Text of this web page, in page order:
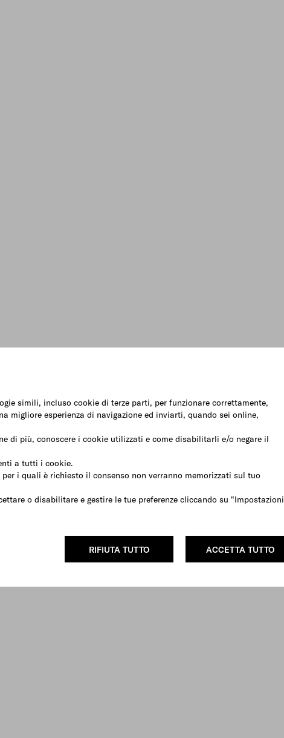
simili, incluso cookie di terze parti, per funzionare correttamente,
migliore esperienza di navigazione ed inviarti, quando sei online,
di più, conoscere i cookie utilizzati e come disabilitarli e/o negare il
a tutti i cookie.
i quali è richiesto il consenso non verranno memorizzati sul tuo
o disabilitare e gestire le tue preferenze cliccando su "Impostazioni
ACCETTA TUTTO
RIFIUTA TUTTO